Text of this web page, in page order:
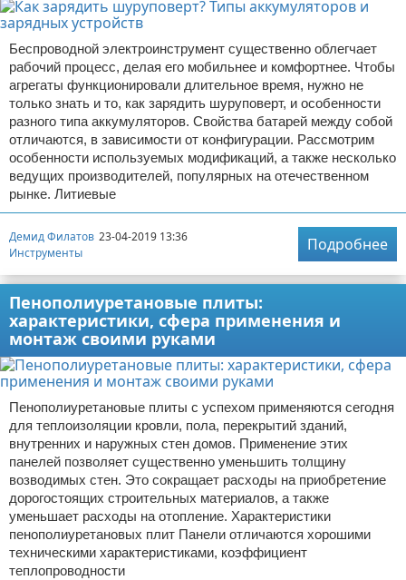
Беспроводной электроинструмент существенно облегчает
рабочий процесс, делая его мобильнее и комфортнее. Чтобы
агрегаты функционировали длительное время, нужно не
только знать и то, как зарядить шуруповерт, и особенности
разного типа аккумуляторов. Свойства батарей между собой
отличаются, в зависимости от конфигурации. Рассмотрим
особенности используемых модификаций, а также несколько
ведущих производителей, популярных на отечественном
рынке. Литиевые
Демид Филатов 23-04-2019 13:36
Инструменты
Подробнее
Пенополиуретановые плиты:
характеристики, сфера применения и
монтаж своими руками
Пенополиуретановые плиты с успехом применяются сегодня
для теплоизоляции кровли, пола, перекрытий зданий,
внутренних и наружных стен домов. Применение этих
панелей позволяет существенно уменьшить толщину
возводимых стен. Это сокращает расходы на приобретение
дорогостоящих строительных материалов, а также
уменьшает расходы на отопление. Характеристики
пенополиуретановых плит Панели отличаются хорошими
техническими характеристиками, коэффициент
теплопроводности